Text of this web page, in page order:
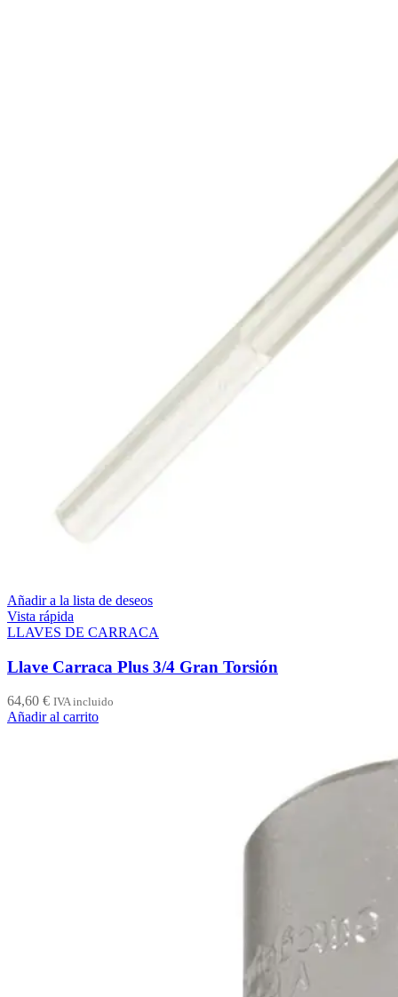
Añadir a la lista de deseos
Vista rápida
LLAVES DE CARRACA
Llave Carraca Plus 3/4 Gran Torsión
64,60 € IVA incluido
Añadir al carrito